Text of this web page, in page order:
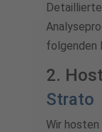
folgenden
2.
Strato
Wir